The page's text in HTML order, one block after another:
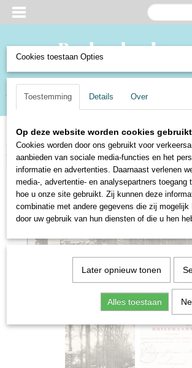
Inloggen Registreren
Home>Verzamelen en Curiosa>Verzamelen>
en dorpen Nederland>Lage Vuursche - Slotlaan
Cookies toestaan Opties
Toestemming Details Over
Op deze website worden cookies gebruikt
Cookies worden door ons gebruikt voor
aanbieden van sociale media-functies en het
informatie en advertenties. Daarnaast verlenen
media-, advertentie- en analysepartners toegang
hoe u onze site gebruikt. Zij kunnen deze
combinatie met andere gegevens die zij mogelijk
door uw gebruik van hun diensten of die u hen
Later opnieuw tonen
Alles toestaan